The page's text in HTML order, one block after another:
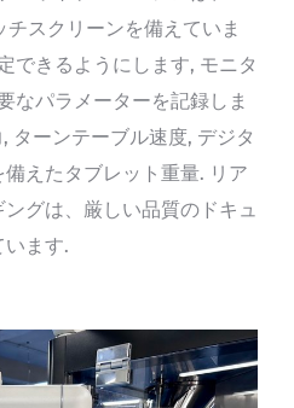
スクリーンを備えていま
できるようにします, モニタ
なパラメーターを記録しま
ターンテーブル速度, デジタ
えたタブレット重量. リア
グは、厳しい品質のドキュ
います.